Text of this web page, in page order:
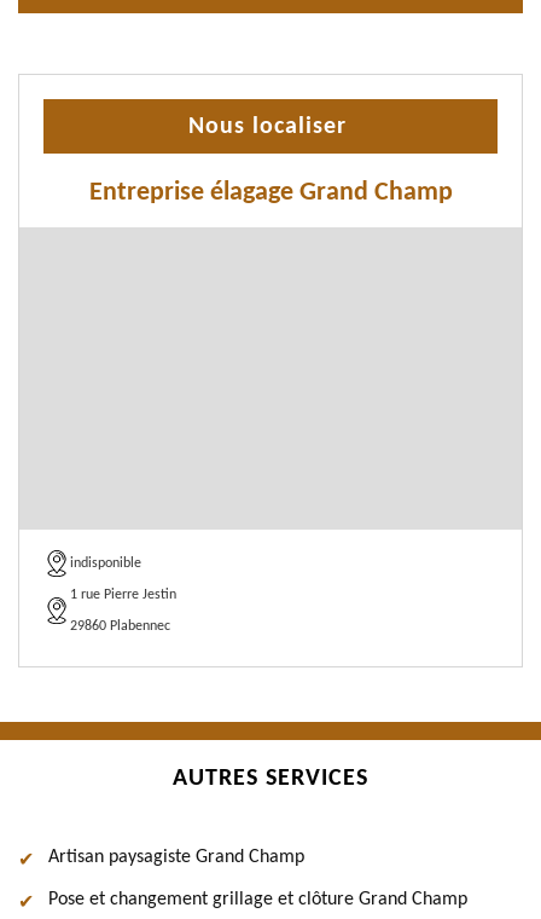
Nous localiser
Entreprise élagage Grand Champ
indisponible
1 rue Pierre Jestin
29860 Plabennec
AUTRES SERVICES
Artisan paysagiste Grand Champ
Pose et changement grillage et clôture Grand Champ